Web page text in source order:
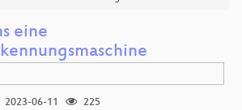
eine
2023-06-11
225